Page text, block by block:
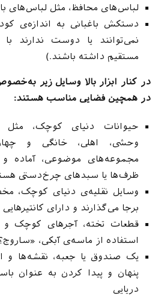
لباس‌های محافظ، مثل لباس‌های
دستکش باغبانی به اندازه‌ی
نمی‌توانند یا دوست ندارند
مستقیم داشته باشند.)
در کنار ابزار بالا وسایل زیر
در همچین فضایی مناسب هستند:
حیوانات دنیای کوچک، مثل
وحشی، اهلی، خانگی و
مجموعه‌های موضوعی، آماده
ظرف‌ها یا سبدهای چرخ‌دستی
وسایل نقلیه‌ی دنیای کوچک،
برجا می‌گذارند و دارای
قطعات تخته، آجرهای کوچک و
استفاده‌ از ماسه‌ی آبکی،
یک صندوق یا جعبه، نقشه‌ها
پنهان و پیدا کردن به عنوان
دریایی